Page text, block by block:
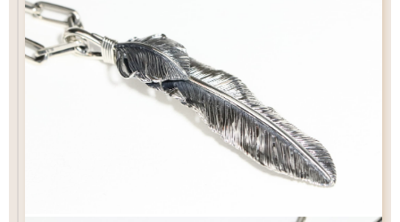
71 ×15mm
Q&A フックチェーンの長さ